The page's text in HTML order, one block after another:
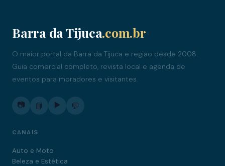
Barra da Tijuca.com.br
O maior portal da Barra da Tijuca e região desde 2008.
Guia comercial completo, revista local e agenda de
eventos para moradores e visitantes.
📷 📘 ▶️ 💬
CANAIS
Auto e Moto
Beleza e Estética